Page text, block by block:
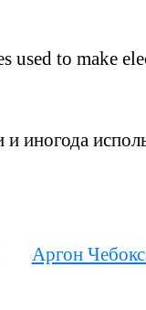
used to make
иногода
Аргон